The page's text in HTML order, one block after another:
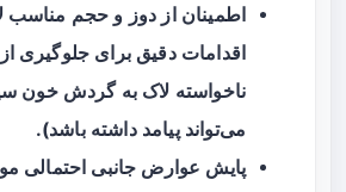
اطمینان از دوز و حجم مناسب
اقدامات دقیق برای جلوگیری
ناخواسته لاک به گردش خون
می‌تواند پیامد داشته باشد).
پایش عوارض جانبی احتمالی